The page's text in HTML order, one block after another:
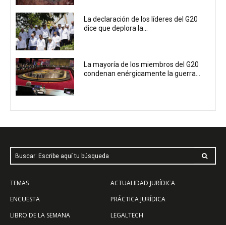
La declaración de los líderes del G20
dice que deplora la...
La mayoría de los miembros del G20
condenan enérgicamente la guerra...
Buscar: Escribe aquí tu búsqueda
TEMAS
ENCUESTA
LIBRO DE LA SEMANA
ACTUALIDAD JURÍDICA
PRÁCTICA JURÍDICA
LEGALTECH